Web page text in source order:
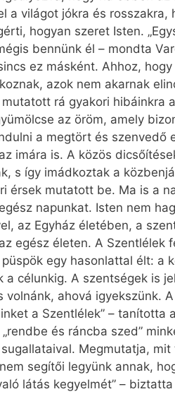
világot jókra és rosszakra,
hogyan szeret Isten.
bennünk él – mondta
ez másként. Ahhoz,
azok nem akarnak
rá gyakori hibáinkra
az öröm, amely
a megtört és szenvedő
imára is. A közös
s így imádkoztak a
érsek mutatott be. Ma is a
napunkat. Isten nem
az Egyház életében, a
egész életen. A Szentlélek
egy hasonlattal élt: a
célunkig. A szentségek is
ahová igyekszünk.
a Szentlélek” – tanította
és ráncba szed”
Megmutatja,
segítői legyünk annak,
látás kegyelmét” –